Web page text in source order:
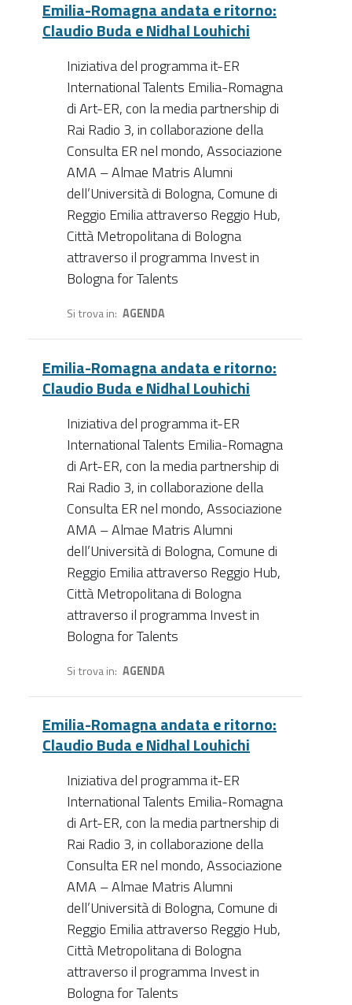
Emilia-Romagna andata e ritorno:
Claudio Buda e Nidhal Louhichi
Iniziativa del programma it-ER
International Talents Emilia-Romagna
di Art-ER, con la media partnership di
Rai Radio 3, in collaborazione della
Consulta ER nel mondo, Associazione
AMA – Almae Matris Alumni
dell’Università di Bologna, Comune di
Reggio Emilia attraverso Reggio Hub,
Città Metropolitana di Bologna
attraverso il programma Invest in
Bologna for Talents
Si trova in AGENDA
Emilia-Romagna andata e ritorno:
Claudio Buda e Nidhal Louhichi
Iniziativa del programma it-ER
International Talents Emilia-Romagna
di Art-ER, con la media partnership di
Rai Radio 3, in collaborazione della
Consulta ER nel mondo, Associazione
AMA – Almae Matris Alumni
dell’Università di Bologna, Comune di
Reggio Emilia attraverso Reggio Hub,
Città Metropolitana di Bologna
attraverso il programma Invest in
Bologna for Talents
Si trova in AGENDA
Emilia-Romagna andata e ritorno:
Claudio Buda e Nidhal Louhichi
Iniziativa del programma it-ER
International Talents Emilia-Romagna
di Art-ER, con la media partnership di
Rai Radio 3, in collaborazione della
Consulta ER nel mondo, Associazione
AMA – Almae Matris Alumni
dell’Università di Bologna, Comune di
Reggio Emilia attraverso Reggio Hub,
Città Metropolitana di Bologna
attraverso il programma Invest in
Bologna for Talents